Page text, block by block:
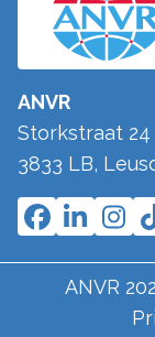
ANVR
Storkstraat 24
3833 LB,
ANVR